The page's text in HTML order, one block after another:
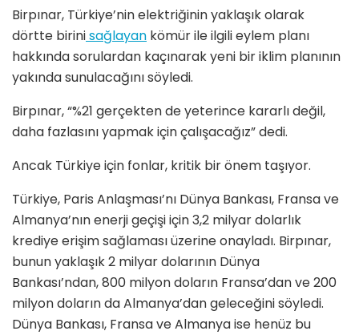
Birpınar, Türkiye’nin elektriğinin yaklaşık olarak
dörtte birinisağlayan kömür ile ilgili eylem planı
hakkında sorulardan kaçınarak yeni bir iklim planının
yakında sunulacağını söyledi.
Birpınar, “%21 gerçekten de yeterince kararlı değil,
daha fazlasını yapmak için çalışacağız” dedi.
Ancak Türkiye için fonlar, kritik bir önem taşıyor.
Türkiye, Paris Anlaşması’nı Dünya Bankası, Fransa ve
Almanya’nın enerji geçişi için 3,2 milyar dolarlık
krediye erişim sağlaması üzerine onayladı. Birpınar,
bunun yaklaşık 2 milyar dolarının Dünya
Bankası’ndan, 800 milyon doların Fransa’dan ve 200
milyon doların da Almanya’dan geleceğini söyledi.
Dünya Bankası, Fransa ve Almanya ise henüz bu